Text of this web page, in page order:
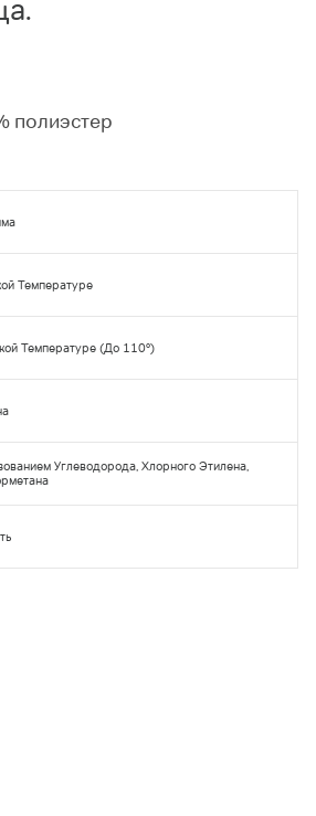
полиэстер
Температуре
Температуре (до 110°)
Углеводорода, Хлорного Этилена,